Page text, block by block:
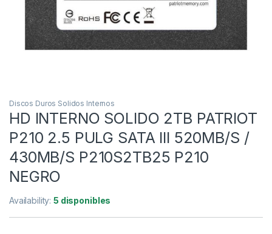
Discos Duros Solidos Internos
HD INTERNO SOLIDO 2TB PATRIOT
P210 2.5 PULG SATA III 520MB/S /
430MB/S P210S2TB25 P210
NEGRO
Availability:5 disponibles